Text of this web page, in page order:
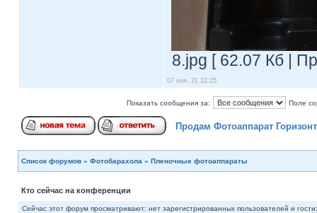
8.jpg [ 62.07 Кб |
07 ноя, 21 22:25
Показать сообщения за: Поле
Продам Фотоаппарат Горизонт
Список форумов » Фотобарахола » Пленочные фотоаппараты
Кто сейчас на конференции
Сейчас этот форум просматривают: нет зарегистрированных пользователей и